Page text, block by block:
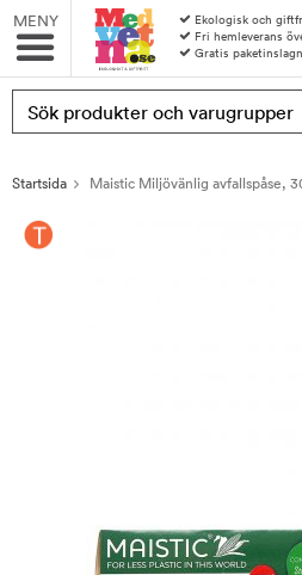
MENY
Ekologisk och
Fri hemleverans
Gratis
Produkten har blivit
Startsida Maistic Miljövänlig avfallspåse,